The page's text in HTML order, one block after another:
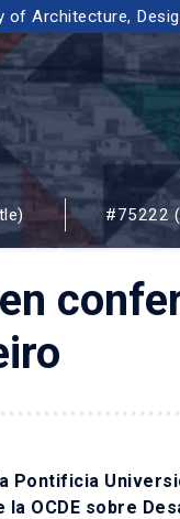
of Architecture,
#75222
Pontificia
OCDE sobre